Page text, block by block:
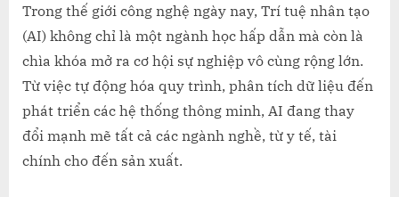
TRÍ
TUỆ
TẠO
(AI)
Trong thế giới công nghệ ngày nay, Trí tuệ nhân tạo
(AI) không chỉ là một ngành học hấp dẫn mà còn là
chìa khóa mở ra cơ hội sự nghiệp vô cùng rộng lớn.
Từ việc tự động hóa quy trình, phân tích dữ liệu đến
phát triển các hệ thống thông minh, AI đang thay
đổi mạnh mẽ tất cả các ngành nghề, từ y tế, tài
chính cho đến sản xuất.